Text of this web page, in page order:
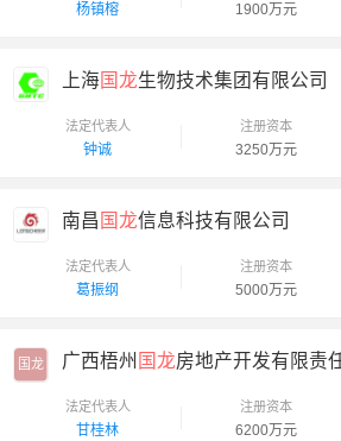
杨镇榕 1900万元
上海国龙生物技术集团有限公司
法定代表人
钟诚
注册资本
3250万元
南昌 国龙信息科技有限公司
法定代表人
葛振纲
注册资本
5000万元
国龙 广西梧州 国龙房地产开发有限责
法定代表人
甘桂林
注册资本
6200万元